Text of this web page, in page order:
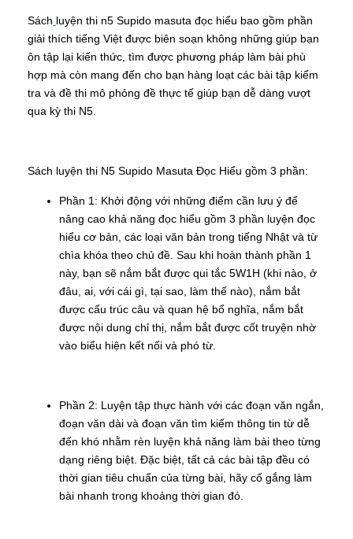
Sách luyện thi n5 Supido masuta đọc hiểu bao gồm phần
giải thích tiếng Việt được biên soạn không những giúp bạn
ôn tập lại kiến thức, tìm được phương pháp làm bài phù
hợp mà còn mang đến cho bạn hàng loạt các bài tập kiểm
tra và đề thi mô phỏng đề thực tế giúp bạn dễ dàng vượt
qua kỳ thi N5.
Sách luyện thi N5 Supido Masuta Đọc Hiểu gồm 3 phần:
Phần 1: Khởi động với những điểm cần lưu ý để
nâng cao khả năng đọc hiểu gồm 3 phần luyện đọc
hiểu cơ bản, các loại văn bản trong tiếng Nhật và từ
chìa khóa theo chủ đề. Sau khi hoàn thành phần 1
này, bạn sẽ nắm bắt được qui tắc 5W1H (khi nào, ở
đâu, ai, với cái gì, tại sao, làm thế nào), nắm bắt
được cấu trúc câu và quan hệ bổ nghĩa, nắm bắt
được nội dung chỉ thị, nắm bắt được cốt truyện nhờ
vào biểu hiện kết nối và phó từ.
Phần 2: Luyện tập thực hành với các đoạn văn ngắn,
đoạn văn dài và đoạn văn tìm kiếm thông tin từ dễ
đến khó nhằm rèn luyện khả năng làm bài theo từng
dạng riêng biệt. Đặc biệt, tất cả các bài tập đều có
thời gian tiêu chuẩn của từng bài, hãy cố gắng làm
bài nhanh trong khoảng thời gian đó.